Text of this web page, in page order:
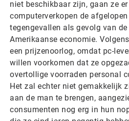
niet beschikbaar zijn, gaan ze
computerverkopen de
tegengevallen als gevolg van
Amerikaanse economie.
een prijzenoorlog, omdat pc-
willen voorkomen dat ze
overtollige voorraden personal
Het zal echter niet gemakkelijk
aan de man te brengen,
consumenten nog erg in hun